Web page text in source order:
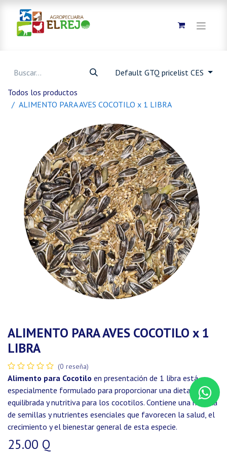
Default GTQ pricelist CES
Todos los productos
ALIMENTO PARA AVES COCOTILO x 1 LIBRA
ALIMENTO PARA AVES COCOTILO x 1
LIBRA
(0 reseña)
Alimento para Cocotilo en presentación de 1 libra está
especialmente formulado para proporcionar una dieta
equilibrada y nutritiva para los cocotilos. Contiene una mezcla
de semillas y nutrientes esenciales que favorecen la salud, el
crecimiento y el bienestar general de esta especie.
25.00 Q